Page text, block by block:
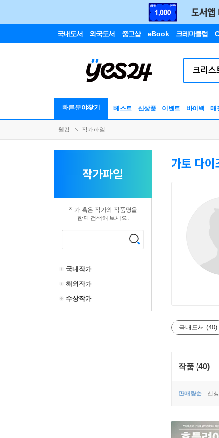
국내도서 외국도서 중고샵 eBook 크레마클럽
빠른분야찾기 베스트 신상품 이벤트 바이백 매
웰컴 작가파일
작가파일
작가 혹은 작가와 작품명을
함께 검색해 보세요.
국내작가
해외작가
수상작가
가토 다이
국내도서 (40)
작품 (40)
판매량순 신